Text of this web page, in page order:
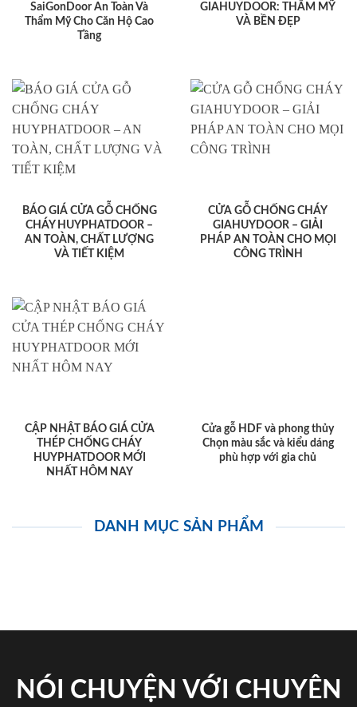
SaiGonDoor An Toàn Và
Thẩm Mỹ Cho Căn Hộ Cao
Tầng
GIAHUYDOOR: THẨM MỸ
VÀ BỀN ĐẸP
BÁO GIÁ CỬA GỖ CHỐNG
CHÁY HUYPHATDOOR –
AN TOÀN, CHẤT LƯỢNG
VÀ TIẾT KIỆM
CỬA GỖ CHỐNG CHÁY
GIAHUYDOOR – GIẢI
PHÁP AN TOÀN CHO MỌI
CÔNG TRÌNH
CẬP NHẬT BÁO GIÁ CỬA
THÉP CHỐNG CHÁY
HUYPHATDOOR MỚI
NHẤT HÔM NAY
Cửa gỗ HDF và phong thủy
Chọn màu sắc và kiểu dáng
phù hợp với gia chủ
DANH MỤC SẢN PHẨM
NÓI CHUYỆN VỚI CHUYÊN